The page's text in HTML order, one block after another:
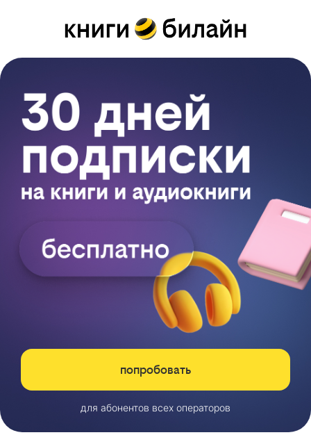
попробовать
для абонентов всех операторов